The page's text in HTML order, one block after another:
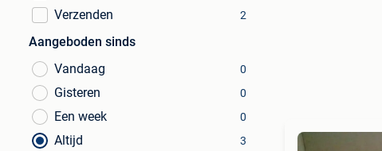
Verzenden 2
Aangeboden sinds
Vandaag
0
Gisteren 0
Een week 0
Altijd 3